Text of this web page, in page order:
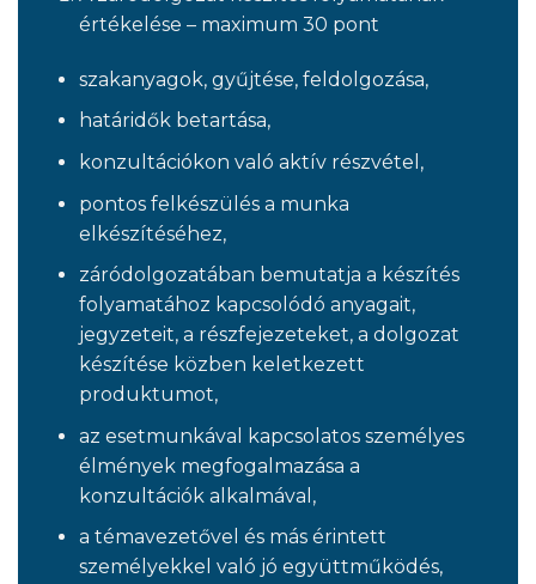
értékelése – maximum 30 pont
szakanyagok, gyűjtése, feldolgozása,
határidők betartása,
konzultációkon való aktív részvétel,
pontos felkészülés a munka
elkészítéséhez,
záródolgozatában bemutatja a készítés
folyamatához kapcsolódó anyagait,
jegyzeteit, a részfejezeteket, a dolgozat
készítése közben keletkezett
produktumot,
az esetmunkával kapcsolatos személyes
élmények megfogalmazása a
konzultációk alkalmával,
a témavezetővel és más érintett
személyekkel való jó együttműködés,